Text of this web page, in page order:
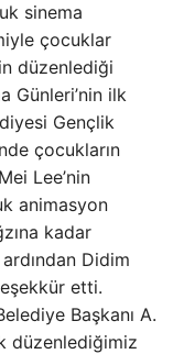
sinema
çocuklar
düzenlediği
Günleri’nin ilk
Gençlik
çocukların
Lee’nin
animasyon
kadar
Didim
etti.
Başkanı A.
düzenlediğimiz